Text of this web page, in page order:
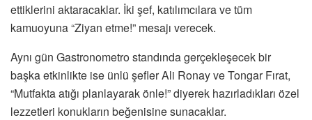
ettiklerini aktaracaklar. İki şef, katılımcılara ve tüm
kamuoyuna “Ziyan etme!” mesajı verecek.
Aynı gün Gastronometro standında gerçekleşecek bir
başka etkinlikte ise ünlü şefler Ali Ronay ve Tongar Fırat,
“Mutfakta atığı planlayarak önle!” diyerek hazırladıkları özel
lezzetleri konukların beğenisine sunacaklar.